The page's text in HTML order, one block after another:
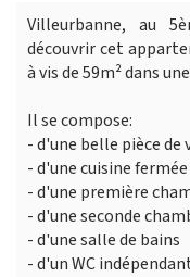
Villeurbanne, au
découvrir cet
à vis de 59m² dans
Il se compose:
- d'une belle pièce de
- d'une cuisine
- d'une première
- d'une seconde
- d'une salle de bains
- d'un WC